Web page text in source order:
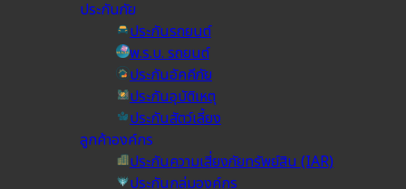
ประกันภัย
ประกันรถยนต์
พ.ร.บ. รถยนต์
ประกันอัคคีภัย
ประกันอุบัติเหตุ
ประกันสัตว์เลี้ยง
ลูกค้าองค์กร
ประกันความเสี่ยงภัยทรัพย์สิน (IAR)
ประกันกลุ่มองค์กร